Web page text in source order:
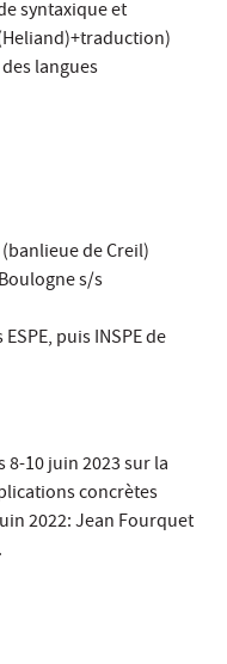
syntaxique et
langues
de Creil)
s/s
puis INSPE de
10 juin 2023 sur la
concrètes
2022: Jean Fourquet